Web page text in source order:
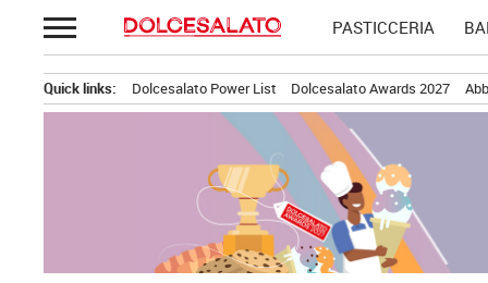
Passa
al
PASTICCERIA
Quick links: Dolcesalato Power List Dolcesalato Awards 2027